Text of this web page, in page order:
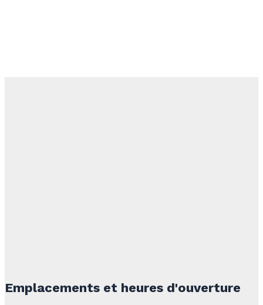
Emplacements et heures d'ouverture